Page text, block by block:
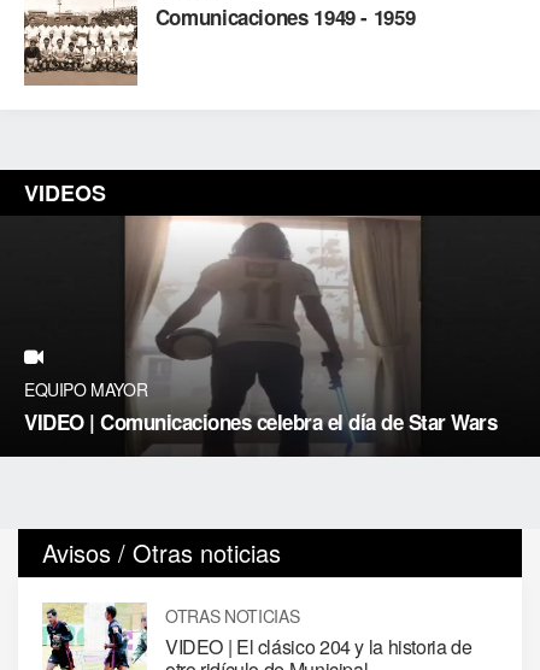
Comunicaciones 1949 - 1959
VIDEOS
EQUIPO MAYOR
VIDEO | Comunicaciones celebra el día de Star Wars
Avisos / Otras noticias
OTRAS NOTICIAS
VIDEO | El clásico 204 y la historia de